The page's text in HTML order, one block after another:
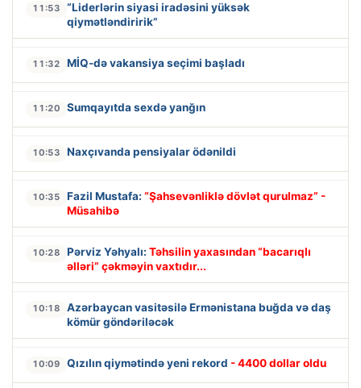
11:53
“Liderlərin siyasi iradəsini yüksək
qiymətləndiririk”
11:32 MİQ-də vakansiya seçimi başladı
11:20 Sumqayıtda sexdə yanğın
10:53 Naxçıvanda pensiyalar ödənildi
10:35 Fazil Mustafa: “Şahsevənliklə dövlət qurulmaz” -
Müsahibə
10:28 Pərviz Yəhyalı: Təhsilin yaxasından “bacarıqlı
əlləri” çəkməyin vaxtıdır...
10:18
Azərbaycan vasitəsilə Ermənistana buğda və daş
kömür göndəriləcək
10:09 Qızılın qiymətində yeni rekord - 4400 dollar oldu